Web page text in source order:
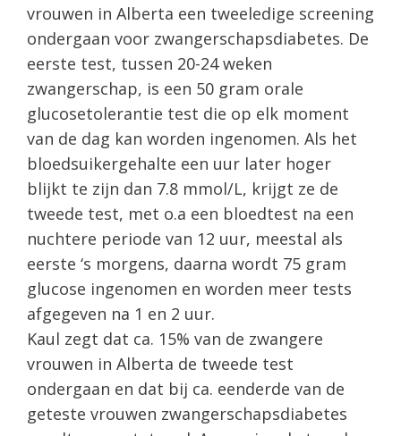
vrouwen in Alberta een tweeledige screening
ondergaan voor zwangerschapsdiabetes. De
eerste test, tussen 20-24 weken
zwangerschap, is een 50 gram orale
glucosetolerantie test die op elk moment
van de dag kan worden ingenomen. Als het
bloedsuikergehalte een uur later hoger
blijkt te zijn dan 7.8 mmol/L, krijgt ze de
tweede test, met o.a een bloedtest na een
nuchtere periode van 12 uur, meestal als
eerste ‘s morgens, daarna wordt 75 gram
glucose ingenomen en worden meer tests
afgegeven na 1 en 2 uur.
Kaul zegt dat ca. 15% van de zwangere
vrouwen in Alberta de tweede test
ondergaan en dat bij ca. eenderde van de
geteste vrouwen zwangerschapsdiabetes